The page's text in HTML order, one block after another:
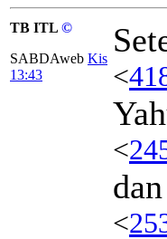
TB ITL ©
SABDAweb Kis
13:43
<
<
dan
<